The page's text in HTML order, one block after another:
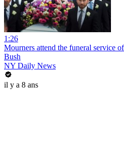
1:26
Mourners attend the funeral service
Bush
NY Daily News
il y a 8 ans